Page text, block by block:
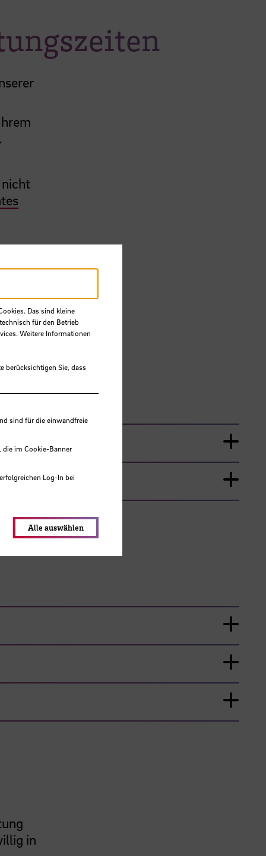
in
Das sind kleine
für den Betrieb
Weitere Informationen
berücksichtigen Sie, dass
sind für die einwandfreie
die im Cookie-Banner
Log-In bei
Alle auswählen